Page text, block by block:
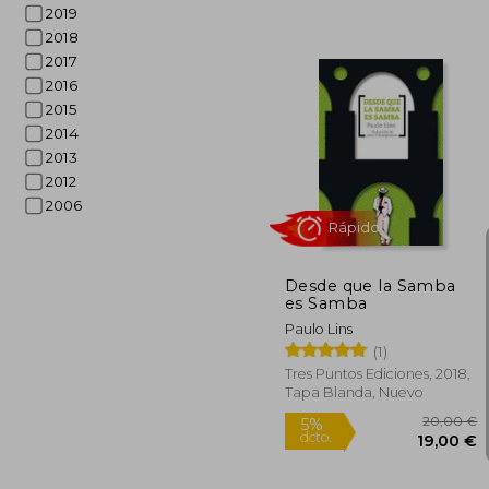
2019
2018
2017
2016
2015
2014
2013
2012
2006
5%
dcto.
Desde que la Samba
es Samba
Paulo Lins
(1)
Tres Puntos Ediciones, 2018,
Tapa Blanda, Nuevo